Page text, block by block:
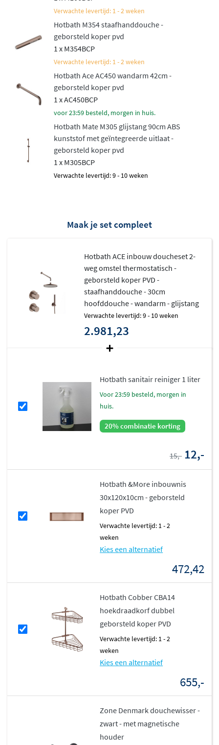
Verwachte levertijd: 1 - 2 weken
Hotbath M354 staafhanddouche -
geborsteld koper pvd
1 x M354BCP
Verwachte levertijd: 1 - 2 weken
Hotbath Ace AC450 wandarm 42cm -
geborsteld koper pvd
1 x AC450BCP
voor 23:59 besteld, morgen in huis.
Hotbath Mate M305 glijstang 90cm ABS
kunststof met geïntegreerde uitlaat -
geborsteld koper pvd
1 x M305BCP
Verwachte levertijd: 9 - 10 weken
Maak je set compleet
Hotbath ACE inbouw doucheset 2-
weg omstel thermostatisch -
geborsteld koper PVD -
staafhanddouche - 30cm
hoofddouche - wandarm - glijstang
Verwachte levertijd: 9 - 10 weken
2.981,23
Hotbath sanitair reiniger 1 liter
voor 23:59 besteld, morgen in
huis.
20% combinatie korting
15,- 12,-
Hotbath &More inbouwnis
30x120x10cm - geborsteld
koper PVD
Verwachte levertijd: 1 - 2
weken
Kies een alternatief
472,42
Hotbath Cobber CBA14
hoekdraadkorf dubbel
geborsteld koper PVD
Verwachte levertijd: 1 - 2
weken
Kies een alternatief
655,-
Zone Denmark douchewisser -
zwart - met magnetische
houder